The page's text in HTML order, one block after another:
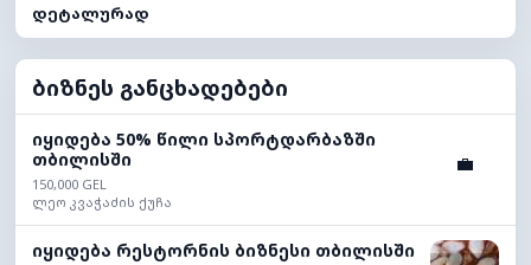
დეტალურად
ბიზნეს განცხადებები
იყიდება 50% წილი სპორტდარბაზში
თბილისში
150,000 GEL
ლეო კვაჭაძის ქუჩა
💼
იყიდება რესტორნის ბიზნესი თბილისში